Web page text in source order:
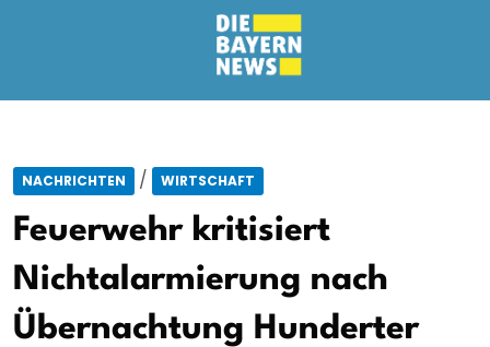
NACHRICHTEN / WIRTSCHAFT
Feuerwehr kritisiert
Nichtalarmierung nach
Übernachtung Hunderter